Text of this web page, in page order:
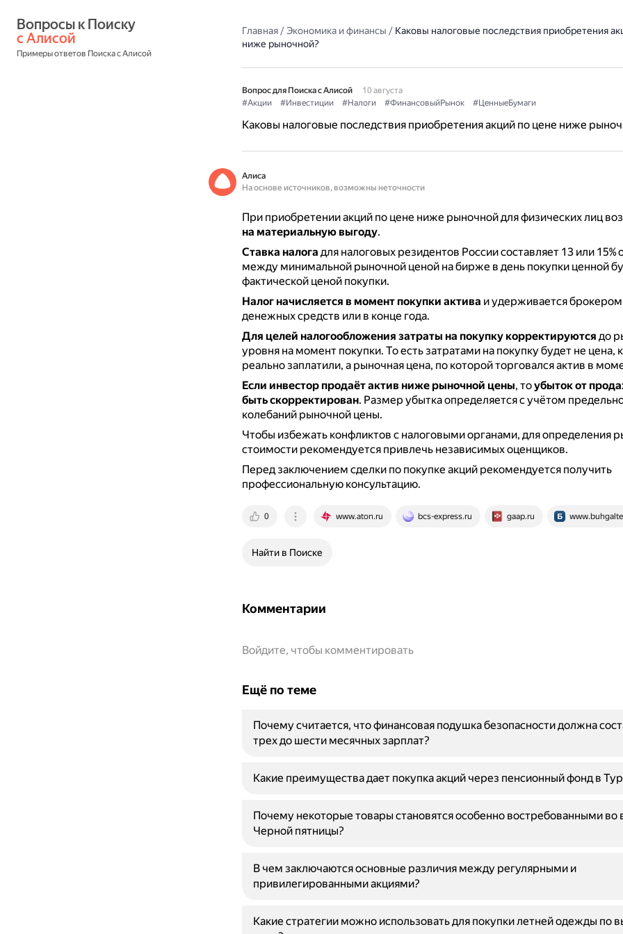
с Алисой
Примеры ответов Поиска с Алисой
Главная/Экономика и финансы / Каковы налоговые последствия приобретения
ниже рыночной?
Вопрос для Поиска с Алисой
10 августа
#Акции
#Инвестиции #Налоги #ФинансовыйРынок #ЦенныеБумаги
Каковы налоговые последствия приобретения акций по цене ниже
Алиса
На основе источников, возможны неточности
При приобретении акций по цене ниже рыночной для физических лиц
на материальную выгоду.
Ставка налога для налоговых резидентов России составляет 13 или 15%
между минимальной рыночной ценой на бирже в день покупки ценной
фактической ценой покупки.
Налог начисляется в момент покупки актива и удерживается
денежных средств или в конце года.
Для целей налогообложения затраты на покупку корректируются до
уровня на момент покупки. То есть затратами на покупку будет не цена,
реально заплатили, а рыночная цена, по которой торговался актив в
Если инвестор продаёт актив ниже рыночной цены, тоубыток от
быть скорректирован. Размер убытка определяется с учётом
колебаний рыночной цены.
Чтобы избежать конфликтов с налоговыми органами, для определения
стоимости рекомендуется привлечь независимых оценщиков.
Перед заключением сделки по покупке акций рекомендуется получить
профессиональную консультацию.
0 www.aton.ru bcs-express.ru gaap.ru
Найти в Поиске
Комментарии
Войдите, чтобы комментировать
Ещё по теме
Почему считается, что финансовая подушка безопасности должна
трех до шести месячных зарплат?
Какие преимущества дает покупка акций через пенсионный фонд в
Почему некоторые товары становятся особенно востребованными во
Черной пятницы?
В чем заключаются основные различия между регулярными и
привилегированными акциями?
Какие стратегии можно использовать для покупки летней одежды по